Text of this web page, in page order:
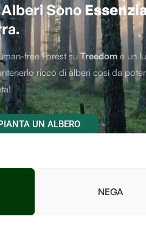
NEGA
Sono
free Forest suTreedom è un
ricco di alberi così da
UN ALBERO